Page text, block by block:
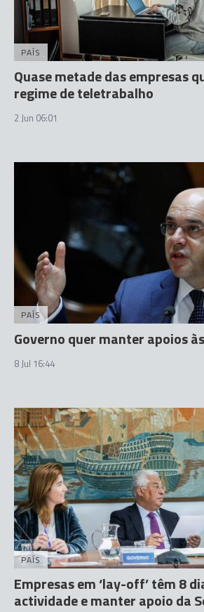
PAÍS
Quase metade das empresas
regime de teletrabalho
2 Jun 06:01
PAÍS
Governo quer manter apoios
8 Jul 16:44
PAÍS
Empresas em ‘lay-off’ têm 8
actividade e manter apoio da